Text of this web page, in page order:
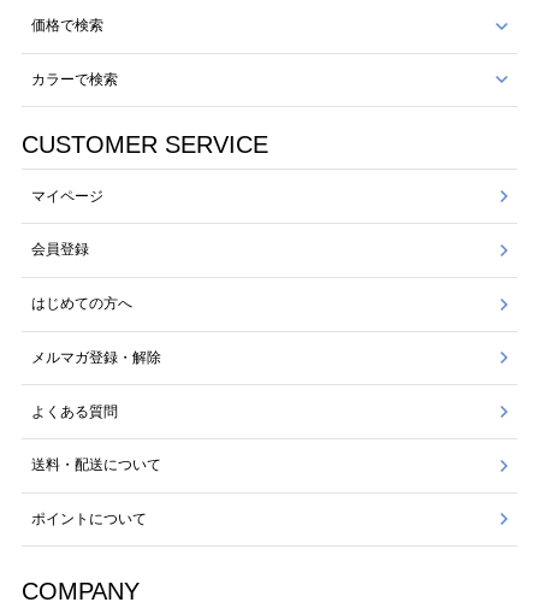
価格で検索
カラーで検索
CUSTOMER SERVICE
マイページ
会員登録
はじめての方へ
メルマガ登録・解除
よくある質問
送料・配送について
ポイントについて
COMPANY